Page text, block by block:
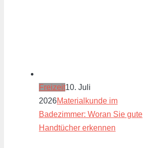
Freizeit10. Juli
2026Materialkunde im
Badezimmer: Woran Sie gute
Handtücher erkennen